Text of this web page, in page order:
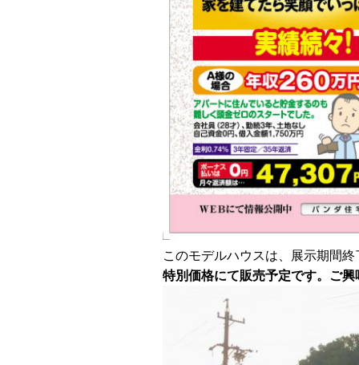
このモデルハウスは、展示期間終
特別価格にて販売予定です。 ご興